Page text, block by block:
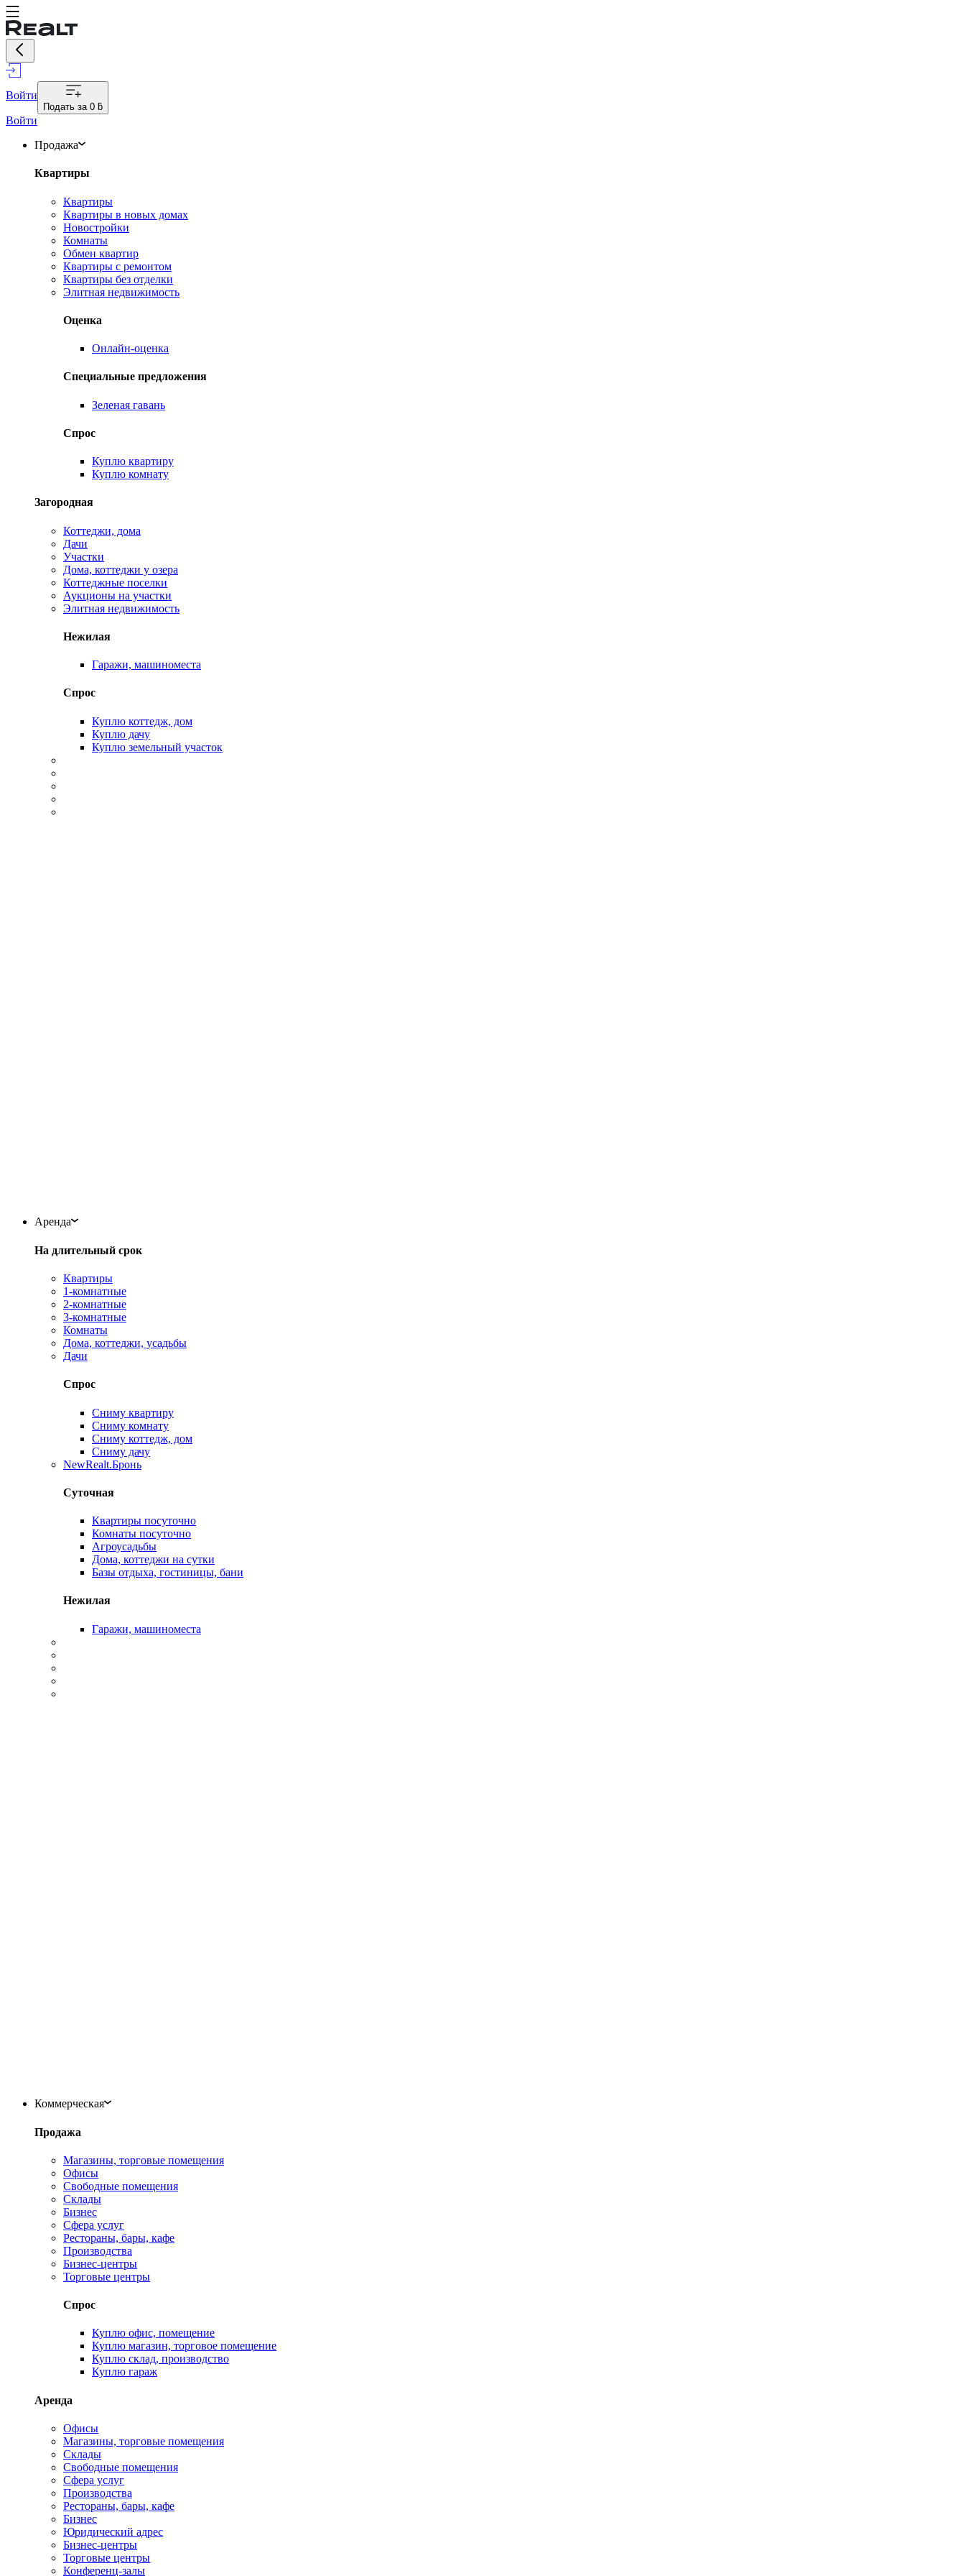
Войти
Подать за 0 ƃ
Войти
Продажа
Квартиры
Квартиры
Квартиры в новых домах
Новостройки
Комнаты
Обмен квартир
Квартиры с ремонтом
Квартиры без отделки
Элитная недвижимость
Оценка
Онлайн-оценка
Специальные предложения
Зеленая гавань
Спрос
Куплю квартиру
Куплю комнату
Загородная
Коттеджи, дома
Дачи
Участки
Дома, коттеджи у озера
Коттеджные поселки
Аукционы на участки
Элитная недвижимость
Нежилая
Гаражи, машиноместа
Спрос
Куплю коттедж, дом
Куплю дачу
Куплю земельный участок
Аренда
На длительный срок
Квартиры
1-комнатные
2-комнатные
3-комнатные
Комнаты
Дома, коттеджи, усадьбы
Дачи
Спрос
Сниму квартиру
Сниму комнату
Сниму коттедж, дом
Сниму дачу
NewRealt.Бронь
Суточная
Квартиры посуточно
Комнаты посуточно
Агроусадьбы
Дома, коттеджи на сутки
Базы отдыха, гостиницы, бани
Нежилая
Гаражи, машиноместа
Коммерческая
Продажа
Магазины, торговые помещения
Офисы
Свободные помещения
Склады
Бизнес
Сфера услуг
Рестораны, бары, кафе
Производства
Бизнес-центры
Торговые центры
Спрос
Куплю офис, помещение
Куплю магазин, торговое помещение
Куплю склад, производство
Куплю гараж
Аренда
Офисы
Магазины, торговые помещения
Склады
Свободные помещения
Сфера услуг
Производства
Рестораны, бары, кафе
Бизнес
Юридический адрес
Бизнес-центры
Торговые центры
Конференц-залы